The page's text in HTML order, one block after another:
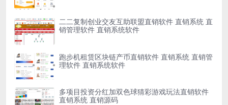
二二复制创业交友互助联盟直销软件 直销系统 直
销管理软件 直销系统软件
跑步机租赁区块链产币直销软件 直销系统 直销管
理软件 直销系统软件
多项目投资分红加双色球猜彩游戏玩法直销软件
直销系统 直销源码